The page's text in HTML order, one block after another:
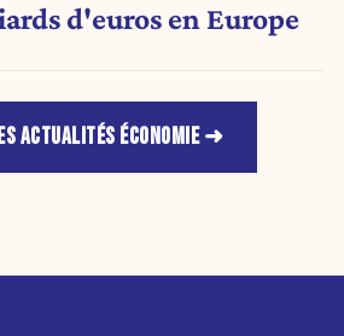
d'euros en Europe
ACTUALITÉS ÉCONOMIE